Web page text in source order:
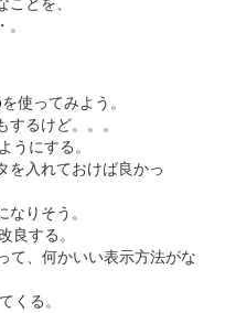
使ってみよう。
るけど。。。
うにする。
入れておけば良かっ
りそう。
良する。
て、何かいい表示方法がな
くる。